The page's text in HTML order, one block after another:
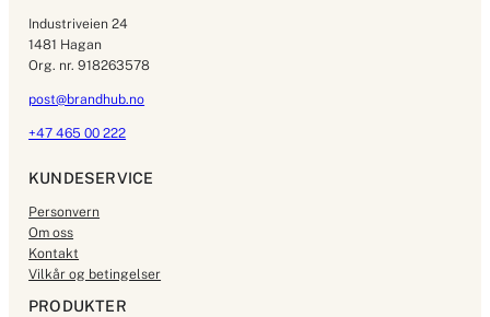
Industriveien 24
1481 Hagan
Org. nr. 918263578
post@brandhub.no
+47 465 00 222
KUNDESERVICE
Personvern
Om oss
Kontakt
Vilkår og betingelser
PRODUKTER